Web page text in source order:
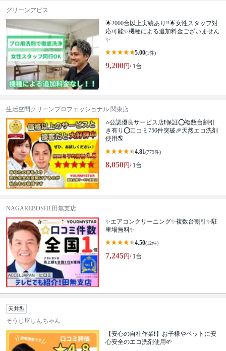
グリーンアピス
🌟2000台以上実績あり‼️🌟女性スタッフ対
応可能✨機種による追加料金ございません
✨
5.00(1件)
9,200円/ 1台
生活空間クリーンプロフェッショナル 関東店
⭐公認優良サービス店❗保証⭕️複数台割引
き有り⭕️口コミ750件突破🎉天然エコ洗剤
使用🌎
4.81(779件)
8,050円/ 1台
NAGAREBOSHI 田無支店
✨エアコンクリーニング✨複数台割引✨駐
車場無料✨
4.50(12件)
7,245円/ 1台
天井型
そうじ屋しんちゃん
【安心の自社作業❗️】お子様やペットに安
心安全のエコ洗剤使用🌱